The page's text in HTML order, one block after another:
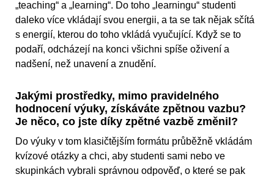
„teaching“ a „learning“. Do toho „learningu“ studenti
daleko více vkládají svou energii, a ta se tak nějak sčítá
s energií, kterou do toho vkládá vyučující. Když se to
podaří, odcházejí na konci všichni spíše oživení a
nadšení, než unavení a znudění.
Jakými prostředky, mimo pravidelného
hodnocení výuky, získáváte zpětnou vazbu?
Je něco, co jste díky zpětné vazbě změnil?
Do výuky v tom klasičtějším formátu průběžně vkládám
kvízové otázky a chci, aby studenti sami nebo ve
skupinkách vybrali správnou odpověď, o které se pak